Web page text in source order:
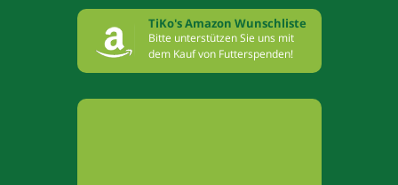
TiKo's Amazon Wunschliste
Bitte unterstützen Sie uns mit
dem Kauf von Futterspenden!